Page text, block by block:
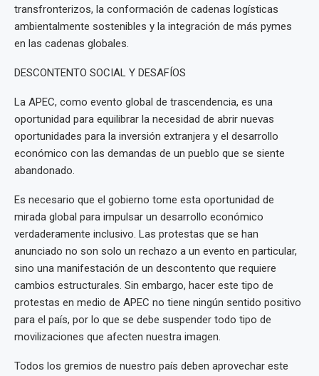
transfronterizos, la conformación de cadenas logísticas
ambientalmente sostenibles y la integración de más pymes
en las cadenas globales.
DESCONTENTO SOCIAL Y DESAFÍOS
La APEC, como evento global de trascendencia, es una
oportunidad para equilibrar la necesidad de abrir nuevas
oportunidades para la inversión extranjera y el desarrollo
económico con las demandas de un pueblo que se siente
abandonado.
Es necesario que el gobierno tome esta oportunidad de
mirada global para impulsar un desarrollo económico
verdaderamente inclusivo. Las protestas que se han
anunciado no son solo un rechazo a un evento en particular,
sino una manifestación de un descontento que requiere
cambios estructurales. Sin embargo, hacer este tipo de
protestas en medio de APEC no tiene ningún sentido positivo
para el país, por lo que se debe suspender todo tipo de
movilizaciones que afecten nuestra imagen.
Todos los gremios de nuestro país deben aprovechar este